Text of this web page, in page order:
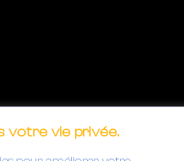
votre vie privée.